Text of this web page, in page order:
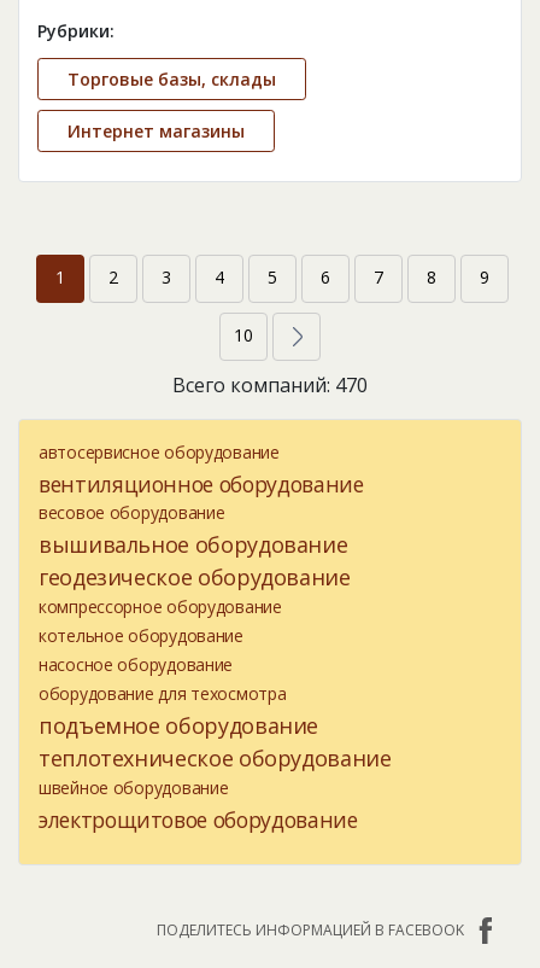
Рубрики:
Торговые базы, склады
Интернет магазины
1 2 3 4 5 6 7 8 9
10
Всего компаний: 470
автосервисное оборудование
вентиляционное оборудование
весовое оборудование
вышивальное оборудование
геодезическое оборудование
компрессорное оборудование
котельное оборудование
насосное оборудование
оборудование для техосмотра
подъемное оборудование
теплотехническое оборудование
швейное оборудование
электрощитовое оборудование
ПОДЕЛИТЕСЬ ИНФОРМАЦИЕЙ В FACEBOOK